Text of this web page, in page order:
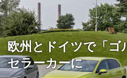
欧州とドイツで「ゴ
セラーカーに